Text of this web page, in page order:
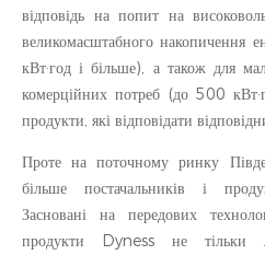
відповідь на попит на
великомасштабного накопичення
кВт·год і більше), а також для
комерційних потреб (до 500
продукти, які відповідати
Проте на поточному ринку
більше постачальників і
Засновані на передових
продукти Dyness не тільки